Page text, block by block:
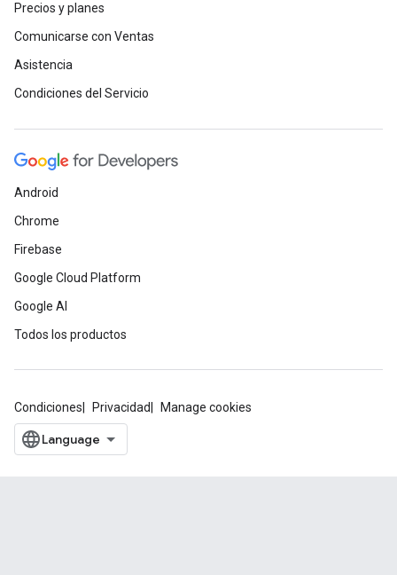
Precios y planes
Comunicarse con Ventas
Asistencia
Condiciones del Servicio
Android
Chrome
Firebase
Google Cloud Platform
Google AI
Todos los productos
Condiciones Privacidad Manage cookies